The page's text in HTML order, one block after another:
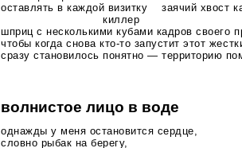
оставлять в каждой визитку заячий хвост
киллер
шприц с несколькими кубами кадров своего
чтобы когда сновакто-то запустит этот
сразу становилось понятно — территорию
волнистое лицо в воде
однажды у меня остановится сердце,
словно рыбак на берегу,